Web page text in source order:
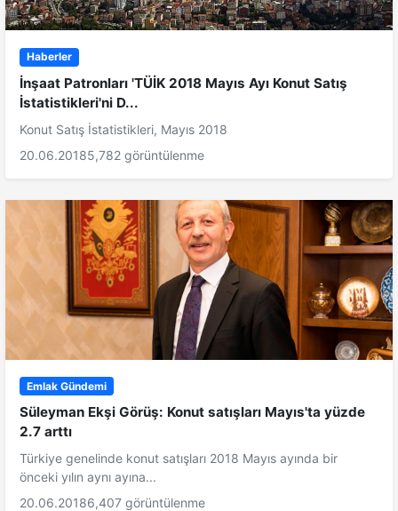
Haberler
İnşaat Patronları 'TÜİK 2018 Mayıs Ayı Konut Satış
İstatistikleri'ni D...
Konut Satış İstatistikleri, Mayıs 2018
20.06.20185,782 görüntülenme
Emlak Gündemi
Süleyman Ekşi Görüş: Konut satışları Mayıs'ta yüzde
2.7 arttı
Türkiye genelinde konut satışları 2018 Mayıs ayında bir
önceki yılın aynı ayına...
20.06.20186,407 görüntülenme